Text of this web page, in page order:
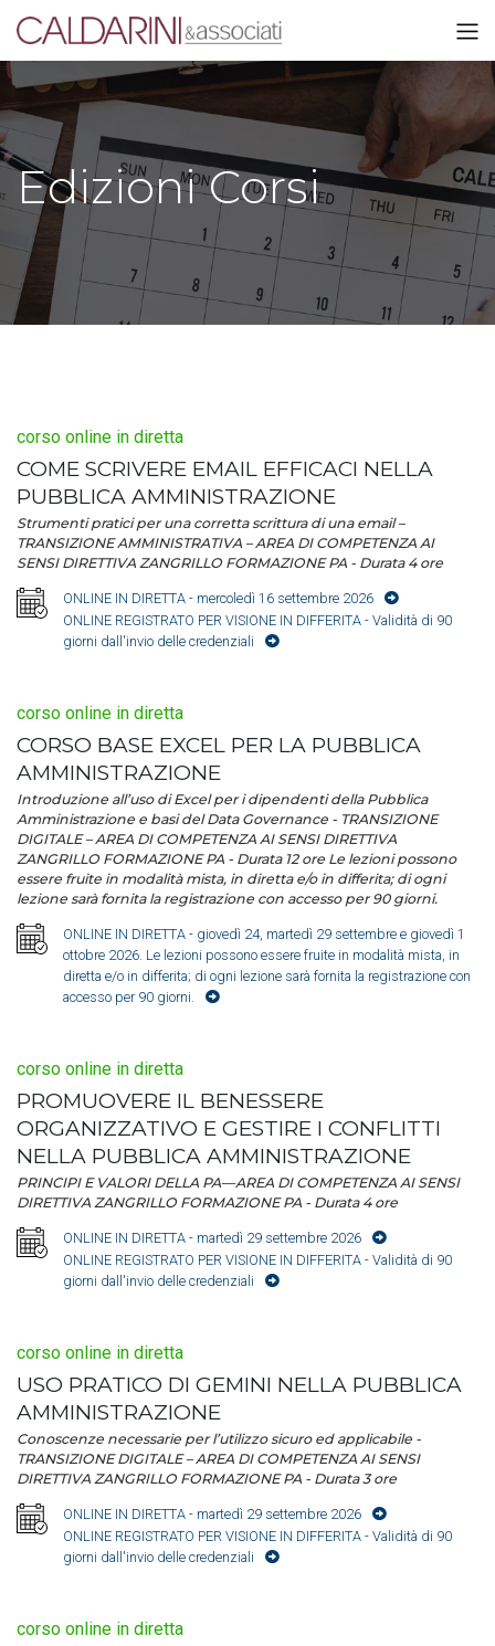
Edizioni Corsi
corso online in diretta
COME SCRIVERE EMAIL EFFICACI NELLA
PUBBLICA AMMINISTRAZIONE
Strumenti pratici per una corretta scrittura di una email –
TRANSIZIONE AMMINISTRATIVA – AREA DI COMPETENZA AI
SENSI DIRETTIVA ZANGRILLO FORMAZIONE PA - Durata 4 ore
ONLINE IN DIRETTA - mercoledì 16 settembre 2026
ONLINE REGISTRATO PER VISIONE IN DIFFERITA - Validità di 90
giorni dall'invio delle credenziali
corso online in diretta
CORSO BASE EXCEL PER LA PUBBLICA
AMMINISTRAZIONE
Introduzione all’uso di Excel per i dipendenti della Pubblica
Amministrazione e basi del Data Governance - TRANSIZIONE
DIGITALE – AREA DI COMPETENZA AI SENSI DIRETTIVA
ZANGRILLO FORMAZIONE PA - Durata 12 ore Le lezioni possono
essere fruite in modalità mista, in diretta e/o in differita; di ogni
lezione sarà fornita la registrazione con accesso per 90 giorni.
ONLINE IN DIRETTA - giovedì 24, martedì 29 settembre e giovedì 1
ottobre 2026. Le lezioni possono essere fruite in modalità mista, in
diretta e/o in differita; di ogni lezione sarà fornita la registrazione con
accesso per 90 giorni.
corso online in diretta
PROMUOVERE IL BENESSERE
ORGANIZZATIVO E GESTIRE I CONFLITTI
NELLA PUBBLICA AMMINISTRAZIONE
PRINCIPI E VALORI DELLA PA—AREA DI COMPETENZA AI SENSI
DIRETTIVA ZANGRILLO FORMAZIONE PA - Durata 4 ore
ONLINE IN DIRETTA - martedì 29 settembre 2026
ONLINE REGISTRATO PER VISIONE IN DIFFERITA - Validità di 90
giorni dall'invio delle credenziali
corso online in diretta
USO PRATICO DI GEMINI NELLA PUBBLICA
AMMINISTRAZIONE
Conoscenze necessarie per l’utilizzo sicuro ed applicabile -
TRANSIZIONE DIGITALE – AREA DI COMPETENZA AI SENSI
DIRETTIVA ZANGRILLO FORMAZIONE PA - Durata 3 ore
ONLINE IN DIRETTA - martedì 29 settembre 2026
ONLINE REGISTRATO PER VISIONE IN DIFFERITA - Validità di 90
giorni dall'invio delle credenziali
corso online in diretta